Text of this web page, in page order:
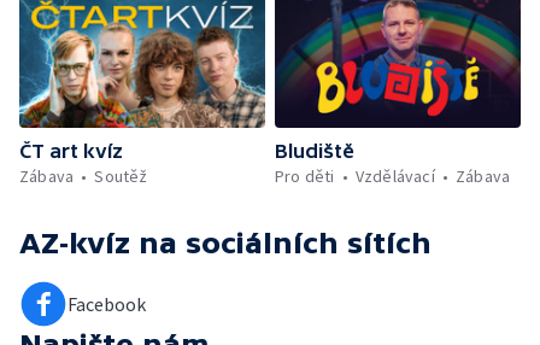
ČT art kvíz
Zábava
Soutěž
Bludiště
Pro děti
Vzdělávací Zábava
AZ-kvíz na sociálních sítích
Facebook